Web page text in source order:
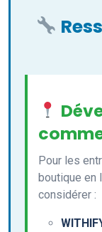
Pour les
boutique en
considérer :